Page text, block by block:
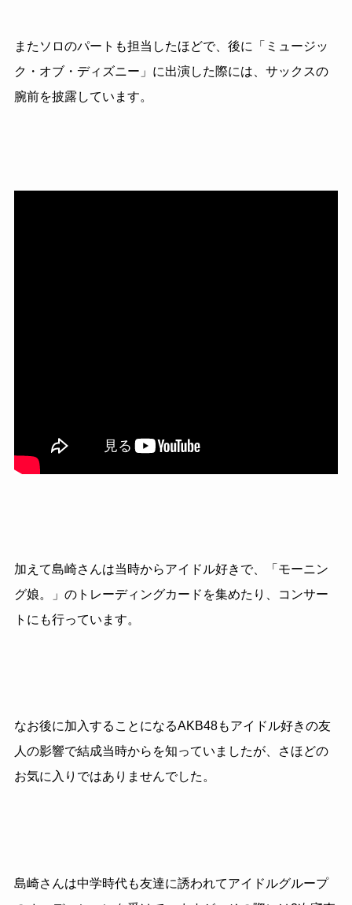
またソロのパートも担当したほどで、後に「ミュージッ
ク・オブ・ディズニー」に出演した際には、サックスの
腕前を披露しています。
加えて島崎さんは当時からアイドル好きで、「モーニン
グ娘。」のトレーディングカードを集めたり、コンサー
トにも行っています。
なお後に加入することになるAKB48もアイドル好きの友
人の影響で結成当時からを知っていましたが、さほどの
お気に入りではありませんでした。
島崎さんは中学時代も友達に誘われてアイドルグループ